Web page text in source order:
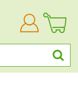
Prihlásiť
sa